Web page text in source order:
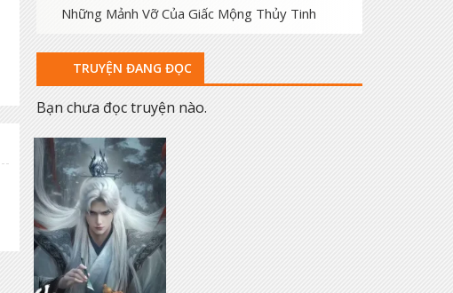
Những Mảnh Vỡ Của Giấc Mộng Thủy Tinh
TRUYỆN ĐANG ĐỌC
Bạn chưa đọc truyện nào.